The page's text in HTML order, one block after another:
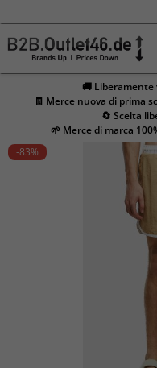
🚚 Liberamente
🧾 Merce nuova di prima
🔄 Scelta
🌱 Merce di marca
-83%